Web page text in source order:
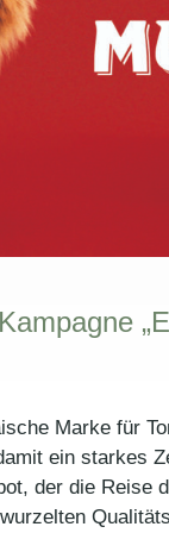
Marke für
ein starkes
der die Reise